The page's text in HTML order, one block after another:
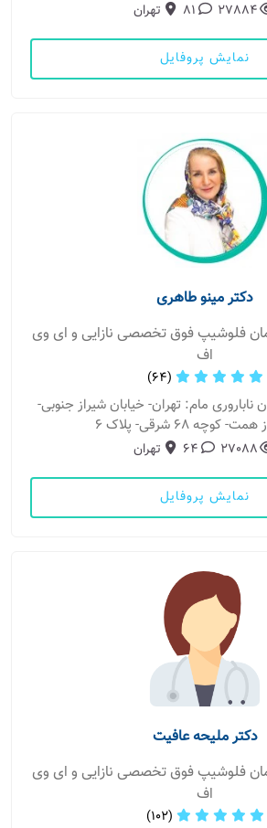
27884
81 تهران
نمایش پروفایل
دکتر مینو طاهری
فلوشیپ فوق تخصصی نازایی و ای وی
اف
(64)
ناباروری مام: تهران- خیابان شیراز جنوبی-
کوچه 68 شرقی- پلاک 6
27088
64 تهران
نمایش پروفایل
دکتر ملیحه عافیت
فلوشیپ فوق تخصصی نازایی و ای وی
اف
(102)